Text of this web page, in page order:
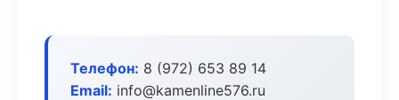
Телефон: 8 (972) 653 89 14
Email: info@kamenline576.ru